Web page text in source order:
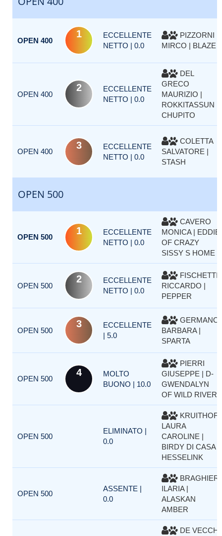
OPEN 400
1
ECCELLENTE
NETTO | 0.0
PIZZORNI
MIRCO | BLAZE
OPEN 400
2
ECCELLENTE
NETTO | 0.0
DEL
GRECO
MAURIZIO |
ROKKITASSUN
CHUPITO
OPEN 400
3
ECCELLENTE
NETTO | 0.0
COLETTA
SALVATORE |
STASH
OPEN 500
OPEN 500
1
ECCELLENTE
NETTO | 0.0
CAVERO
MONICA | EDDIE
OF CRAZY
SISSY S HOME
OPEN 500
2
ECCELLENTE
NETTO | 0.0
FISCHETTI
RICCARDO |
PEPPER
OPEN 500
3
ECCELLENTE
| 5.0
GERMANO
BARBARA |
SPARTA
OPEN 500
4
MOLTO
BUONO | 10.0
PIERRI
GIUSEPPE | D-
GWENDALYN
OF WILD RIVER
OPEN 500
ELIMINATO |
0.0
KRUITHOF
LAURA
CAROLINE |
BIRDY DI CASA
HESSELINK
OPEN 500
ASSENTE |
0.0
BRAGHIERI
ILARIA |
ALASKAN
AMBER
DE VECCHI